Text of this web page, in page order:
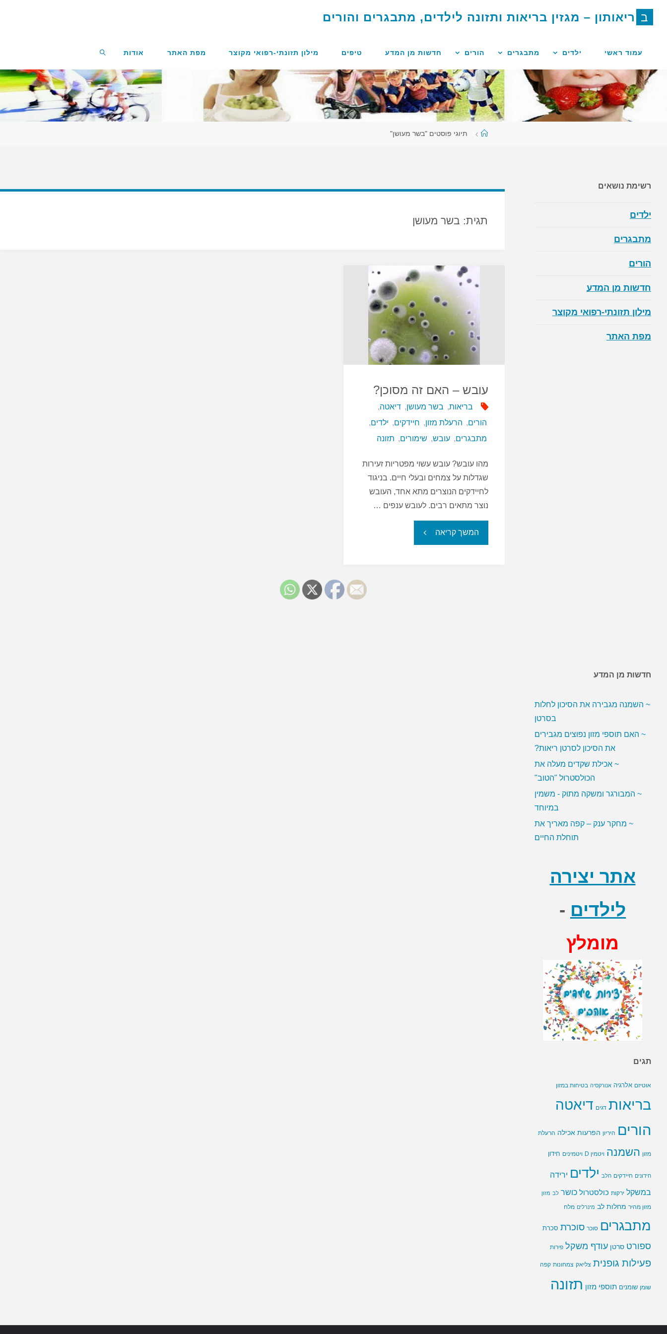
ב ריאותון – מגזין בריאות ותזונה לילדים, מתבגרים והורים
עמוד ראשי ילדים מתבגרים הורים חדשות מן המדע טיפים מילון תזונתי-רפואי מקוצר מפת האתר אודות
חפשו
עמודתיוגי פוסטים "בשר מעושן"
תגית: בשר מעושן
עובש – האם זה מסוכן?
בריאות, בשר מעושן, דיאטה,
הורים, הרעלת מזון, חיידקים, ילדים,
מתבגרים, עובש, שימורים, תזונה
מהו עובש? עובש עשוי מפטריות זעירות
שגדלות על צמחים ובעלי חיים. בניגוד
לחיידקים הנוצרים מתא אחד, העובש
נוצר מתאים רבים. לעובש ענפים …
המשך קריאה"עובש
רשימת נושאים
ילדים
מתבגרים
הורים
חדשות מן המדע
מילון תזונתי-רפואי מקוצר
מפת האתר
חדשות מן המדע
~ השמנה מגבירה את הסיכון לחלות
בסרטן
~ האם תוספי מזון נפוצים מגבירים
את הסיכון לסרטן ריאות?
~ אכילת שקדים מעלה את
הכולסטרול "הטוב"
~ המבורגר ומשקה מתוק - משמין
במיוחד
~ מחקר ענק – קפה מאריך את
תוחלת החיים
אתר יצירה
לילדים -
מומלץ
תגים
אוטיזם אלרגיה אנורקסיה בטיחות במזון
בריאות דגים דיאטה
הורים היריון הפרעות אכילה הרעלת
מזון השמנה ויטמין D ויטמינים חידון
חידונים חיידקים חלב ילדים ירידה
במשקל ירקות כולסטרול כושר לב מזון
מזון מהיר מחלות לב מינרלים מלח
מתבגרים סוכר סוכרת סכרת
ספורט סרטן עודף משקל פירות
פעילות גופנית צליאק צמחונות קפה
שומן שומנים תוספי מזון תזונה